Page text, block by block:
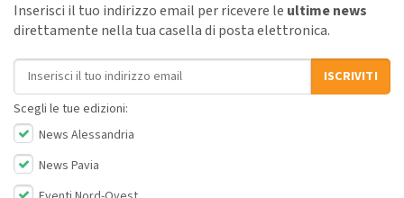
Inserisci il tuo indirizzo email per ricevere le ultime news
direttamente nella tua casella di posta elettronica.
Indirizzo email
ISCRIVITI
Scegli le tue edizioni:
News Alessandria
News Pavia